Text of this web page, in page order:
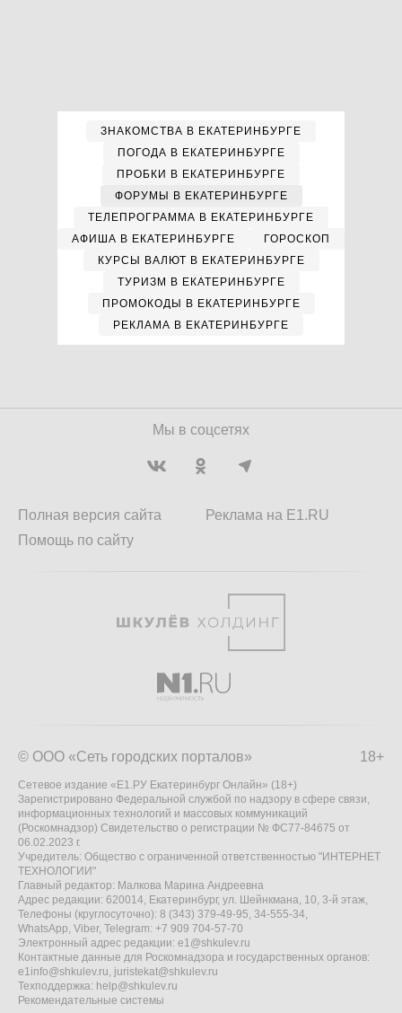
ЗНАКОМСТВА В ЕКАТЕРИНБУРГЕ
ПОГОДА В ЕКАТЕРИНБУРГЕ
ПРОБКИ В ЕКАТЕРИНБУРГЕ
ФОРУМЫ В ЕКАТЕРИНБУРГЕ
ТЕЛЕПРОГРАММА В ЕКАТЕРИНБУРГЕ
АФИША В ЕКАТЕРИНБУРГЕ
ГОРОСКОП
КУРСЫ ВАЛЮТ В ЕКАТЕРИНБУРГЕ
ТУРИЗМ В ЕКАТЕРИНБУРГЕ
ПРОМОКОДЫ В ЕКАТЕРИНБУРГЕ
РЕКЛАМА В ЕКАТЕРИНБУРГЕ
Мы в соцсетях
Полная версия сайта
Помощь по сайту
Реклама на E1.RU
18+
© ООО «Сеть городских порталов»
Сетевое издание «Е1.РУ Екатеринбург Онлайн» (18+)
Зарегистрировано Федеральной службой по надзору в сфере связи,
информационных технологий и массовых коммуникаций
(Роскомнадзор) Свидетельство о регистрации № ФС77-84675 от
06.02.2023 г.
Учредитель: Общество с ограниченной ответственностью "ИНТЕРНЕТ
ТЕХНОЛОГИИ"
Главный редактор: Малкова Марина Андреевна
Адрес редакции: 620014, Екатеринбург, ул. Шейнкмана, 10, 3-й этаж,
Телефоны (круглосуточно): 8 (343) 379-49-95, 34-555-34,
WhatsApp, Viber, Telegram: +7 909 704-57-70
Электронный адрес редакции: e1@shkulev.ru
Контактные данные для Роскомнадзора и государственных органов:
e1info@shkulev.ru, juristekat@shkulev.ru
Техподдержка: help@shkulev.ru
Рекомендательные системы